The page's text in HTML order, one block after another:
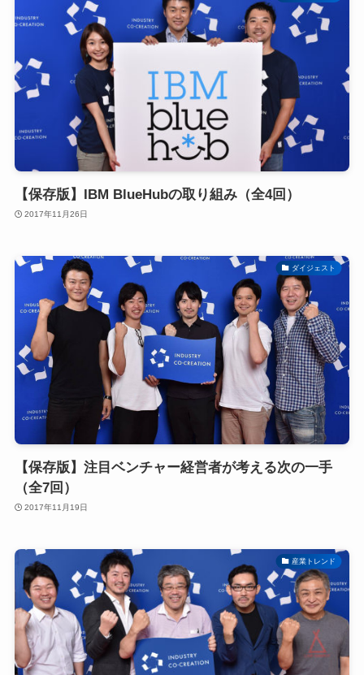
【保存版】IBM BlueHubの取り組み（全4回）
2017年11月26日
ダイジェスト
【保存版】注目ベンチャー経営者が考える次の一手
（全7回）
2017年11月19日
産業トレンド